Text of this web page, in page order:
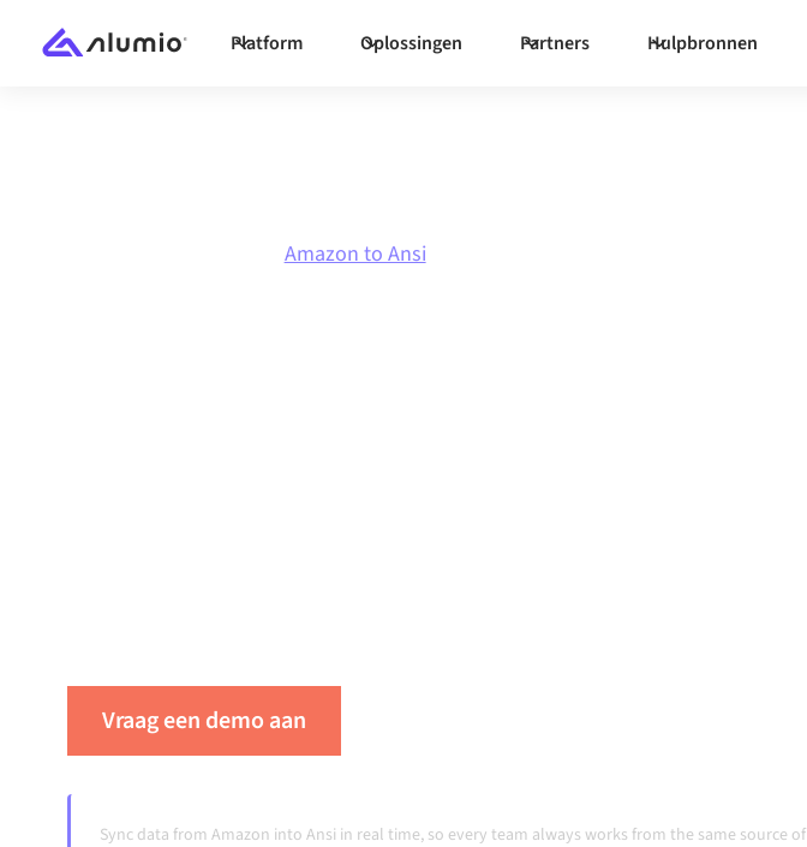
Platform Oplossingen Partners Hulpbronnen
Amazon to Ansi
Vraag een demo aan
Sync data from Amazon into Ansi in real time, so every team always works from the same source of